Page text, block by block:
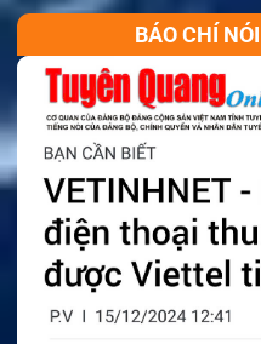
BÁO CHÍ